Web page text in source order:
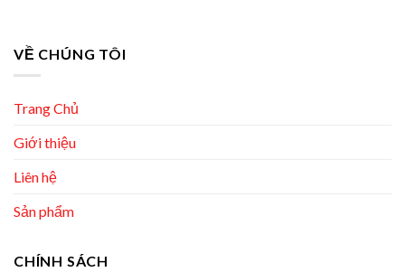
VỀ CHÚNG TÔI
Trang Chủ
Giới thiệu
Liên hệ
Sản phẩm
CHÍNH SÁCH